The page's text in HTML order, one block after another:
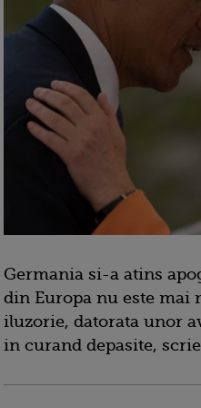
Germania si-a atins
din Europa nu este mai
iluzorie, datorata unor
in curand depasite,